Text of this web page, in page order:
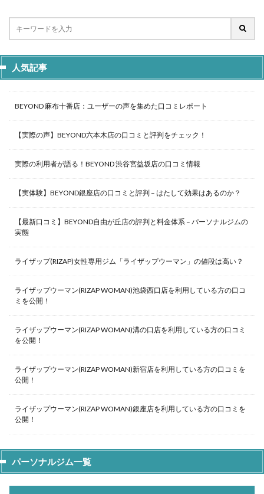
人気記事
BEYOND 麻布十番店：ユーザーの声を集めた口コミレポート
【実際の声】BEYOND六本木店の口コミと評判をチェック！
実際の利用者が語る！BEYOND 渋谷宮益坂店の口コミ情報
【実体験】BEYOND銀座店の口コミと評判 – はたして効果はあるのか？
【最新口コミ】BEYOND自由が丘店の評判と料金体系 – パーソナルジムの
実態
ライザップ(RIZAP)女性専用ジム「ライザップウーマン」の値段は高い？
ライザップウーマン(RIZAP WOMAN)池袋西口店を利用している方の口コ
ミを公開！
ライザップウーマン(RIZAP WOMAN)溝の口店を利用している方の口コミ
を公開！
ライザップウーマン(RIZAP WOMAN)新宿店を利用している方の口コミを
公開！
ライザップウーマン(RIZAP WOMAN)銀座店を利用している方の口コミを
公開！
パーソナルジム一覧